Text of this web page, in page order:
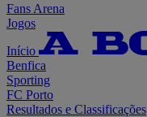
Fans Arena
Jogos
Início
Benfica
Sporting
FC Porto
Resultados e Classificações